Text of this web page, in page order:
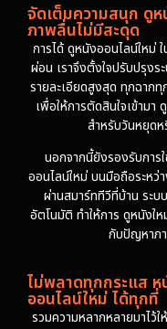
จัดเต็มความสนุก ดู
ภาพลื่นไม่มีสะดุด
การได้ ดูหนังออนไลน์ใหม่
ผ่อน เราจึงตั้งใจปรับปรุงร
รายละเอียดสูงสุด ทุกฉาก
เพื่อให้การตัดสินใจเข้ามา
สำหรับวันหยุด
นอกจากนี้ยังรองรับการ
ออนไลน์ใหม่ บนมือถือระหว่
ผ่านสมาร์ททีวีที่บ้าน ระบ
อัตโนมัติ ทำให้การ ดูหนังใ
กับปัญหาภ
ไม่พลาดทุกกระแส
ออนไลน์ใหม่ ได้ทุกที่
รวมความหลากหลายมาไว้